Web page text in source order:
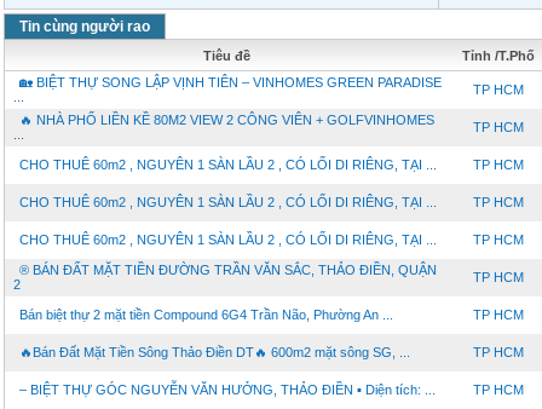
Tin cùng người rao
Tiêu đề
Tỉnh /T.Phố
🏡 BIỆT THỰ SONG LẬP VỊNH TIÊN – VINHOMES GREEN PARADISE
TP HCM
🔥 NHÀ PHỐ LIỀN KỀ 80M2 VIEW 2 CÔNG VIÊN + GOLFVINHOMES
TP HCM
CHO THUÊ 60m2 , NGUYÊN 1 SÀN LẦU 2 , CÓ LỐI DI RIÊNG, TẠI ... TP HCM
CHO THUÊ 60m2 , NGUYÊN 1 SÀN LẦU 2 , CÓ LỐI DI RIÊNG, TẠI ... TP HCM
CHO THUÊ 60m2 , NGUYÊN 1 SÀN LẦU 2 , CÓ LỐI DI RIÊNG, TẠI ... TP HCM
®️ BÁN ĐẤT MẶT TIỀN ĐƯỜNG TRẦN VĂN SẮC, THẢO ĐIỀN, QUẬN
2
TP HCM
Bán biệt thự 2 mặt tiền Compound 6G4 Trần Não, Phường An ... TP HCM
🔥Bán Đất Mặt Tiền Sông Thảo Điền DT🔥 600m2 mặt sông SG, ... TP HCM
– BIỆT THỰ GÓC NGUYỄN VĂN HƯỞNG, THẢO ĐIỀN ▪️ Diện tích: ... TP HCM